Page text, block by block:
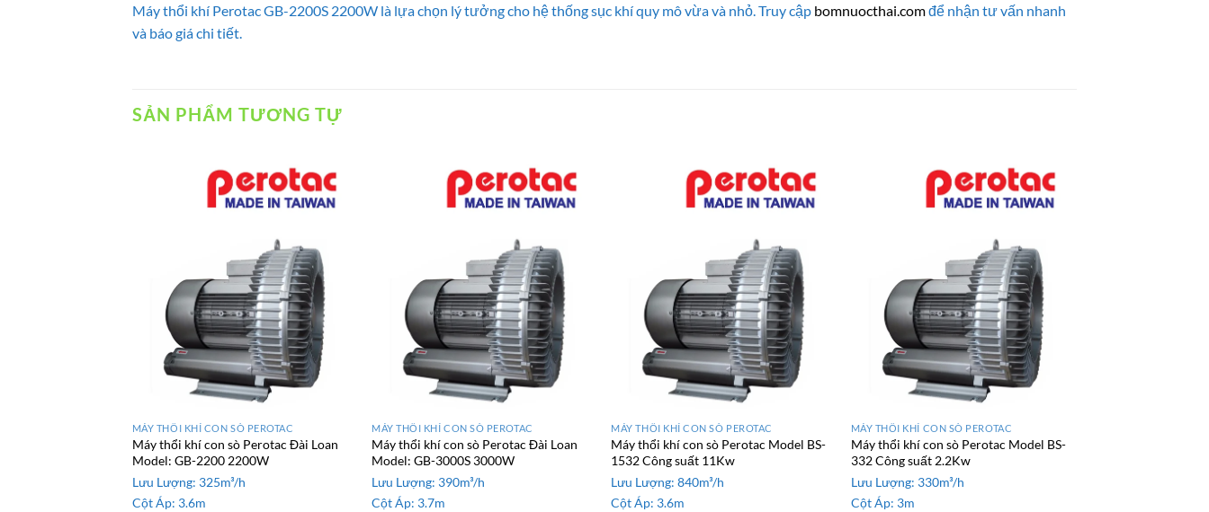
Máy thổi khí Perotac GB-2200S 2200W là lựa chọn lý tưởng cho hệ thống sục khí quy mô vừa và nhỏ. Truy cập bomnuocthai.comđể nhận tư vấn nhanh
và báo giá chi tiết.
SẢN PHẨM TƯƠNG TỰ
MÁY THỔI KHÍ CON SÒ PEROTAC
Máy thổi khí con sò Perotac Đài Loan
Model: GB-2200 2200W
Lưu Lượng: 325m³/h
Cột Áp: 3.6m
MÁY THỔI KHÍ CON SÒ PEROTAC
Máy thổi khí con sò Perotac Đài Loan
Model: GB-3000S 3000W
Lưu Lượng: 390m³/h
Cột Áp: 3.7m
MÁY THỔI KHÍ CON SÒ PEROTAC
Máy thổi khí con sò Perotac Model BS-
1532 Công suất 11Kw
Lưu Lượng:840m³/h
Cột Áp: 3.6m
MÁY THỔI KHÍ CON SÒ PEROTAC
Máy thổi khí con sò Perotac Model BS-
332 Công suất 2.2Kw
Lưu Lượng: 330m³/h
Cột Áp: 3m